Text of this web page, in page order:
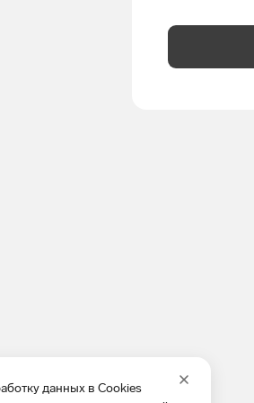
данных в Cookies